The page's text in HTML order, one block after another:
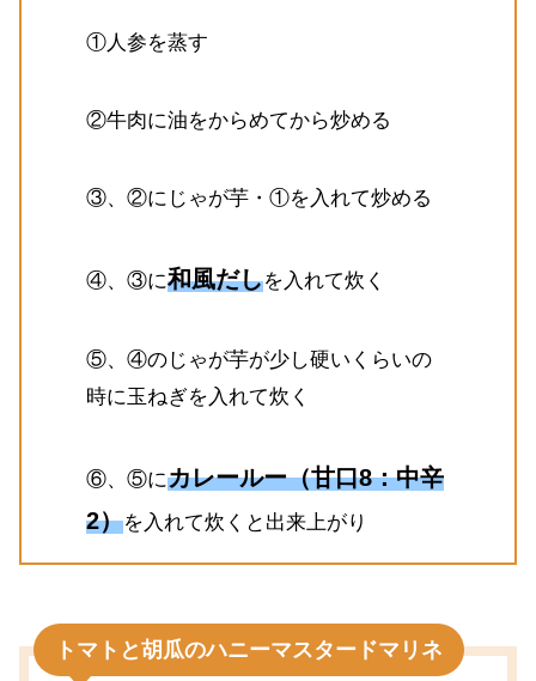
①人参を蒸す
②牛肉に油をからめてから炒める
③、②にじゃが芋・①を入れて炒める
④、③に和風だしを入れて炊く
⑤、④のじゃが芋が少し硬いくらいの
時に玉ねぎを入れて炊く
⑥、⑤にカレールー（甘口8：中辛
2）を入れて炊くと出来上がり
トマトと胡瓜のハニーマスタードマリネ